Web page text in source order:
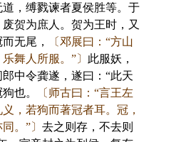
，缚戮谏者夏侯胜等。于
贺为庶人。贺为王时，又
无尾，
〔邓展曰：“方山
舞人所服。”〕 此服妖，
中令龚遂，遂曰：“此天
也。
〔师古曰：“言王左
，若狗而著冠者耳。冠，
。”〕 去之则存，不去则